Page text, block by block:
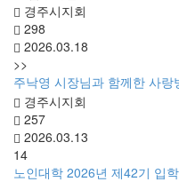
경주시지회
298
2026.03.18
>>
주낙영 시장님과 함께한 사랑
경주시지회
257
2026.03.13
14
노인대학 2026년 제42기 입